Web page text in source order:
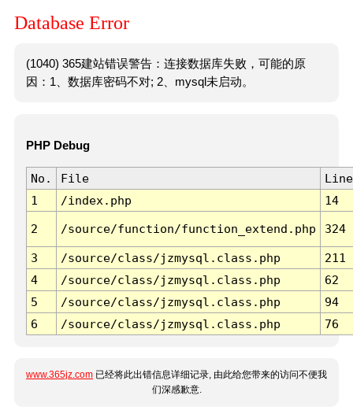
Database Error
(1040) 365建站错误警告：连接数据库失败，可能的原
因：1、数据库密码不对; 2、mysql未启动。
PHP Debug
No. File
Line
1
/index.php 14
2 /source/function/function_extend.php 324
3 /source/class/jzmysql.class.php
211
4
/source/class/jzmysql.class.php
62
5
/source/class/jzmysql.class.php
94
6
/source/class/jzmysql.class.php 76
www.365jz.com 已经将此出错信息详细记录, 由此给您带来的访问不便我
们深感歉意.